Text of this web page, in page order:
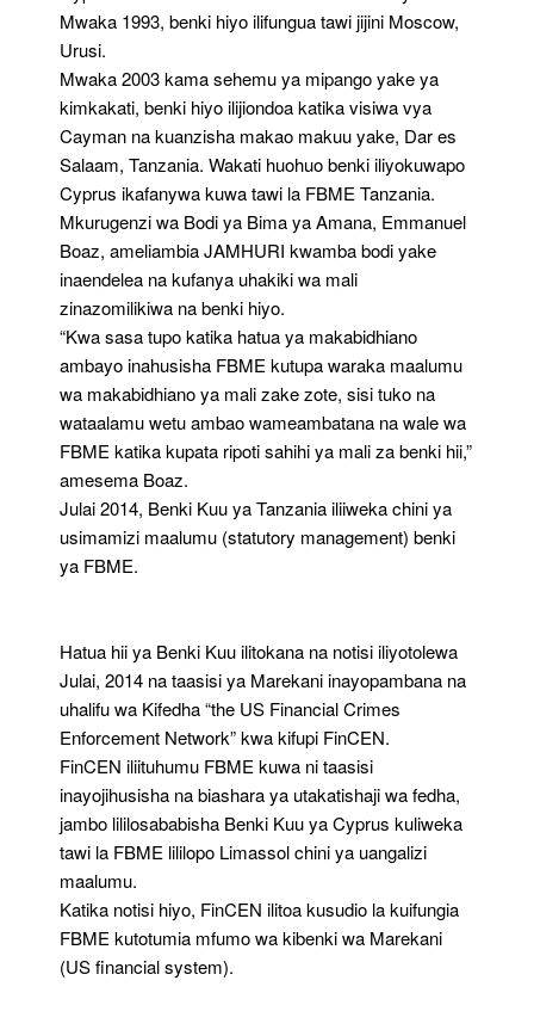
Mwaka 1993, benki hiyo ilifungua tawi jijini Moscow,
Urusi.
Mwaka 2003 kama sehemu ya mipango yake ya
kimkakati, benki hiyo ilijiondoa katika visiwa vya
Cayman na kuanzisha makao makuu yake, Dar es
Salaam, Tanzania. Wakati huohuo benki iliyokuwapo
Cyprus ikafanywa kuwa tawi la FBME Tanzania.
Mkurugenzi wa Bodi ya Bima ya Amana, Emmanuel
Boaz, ameliambia JAMHURI kwamba bodi yake
inaendelea na kufanya uhakiki wa mali
zinazomilikiwa na benki hiyo.
“Kwa sasa tupo katika hatua ya makabidhiano
ambayo inahusisha FBME kutupa waraka maalumu
wa makabidhiano ya mali zake zote, sisi tuko na
wataalamu wetu ambao wameambatana na wale wa
FBME katika kupata ripoti sahihi ya mali za benki hii,”
amesema Boaz.
Julai 2014, Benki Kuu ya Tanzania iliiweka chini ya
usimamizi maalumu (statutory management) benki
ya FBME.
Hatua hii ya Benki Kuu ilitokana na notisi iliyotolewa
Julai, 2014 na taasisi ya Marekani inayopambana na
uhalifu wa Kifedha “the US Financial Crimes
Enforcement Network” kwa kifupi FinCEN.
FinCEN iliituhumu FBME kuwa ni taasisi
inayojihusisha na biashara ya utakatishaji wa fedha,
jambo lililosababisha Benki Kuu ya Cyprus kuliweka
tawi la FBME lililopo Limassol chini ya uangalizi
maalumu.
Katika notisi hiyo, FinCEN ilitoa kusudio la kuifungia
FBME kutotumia mfumo wa kibenki wa Marekani
(US financial system).